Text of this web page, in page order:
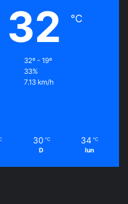
32 ℃
32º - 19º
33%
7.13 km/h
30 ℃
D
34 ℃
lun